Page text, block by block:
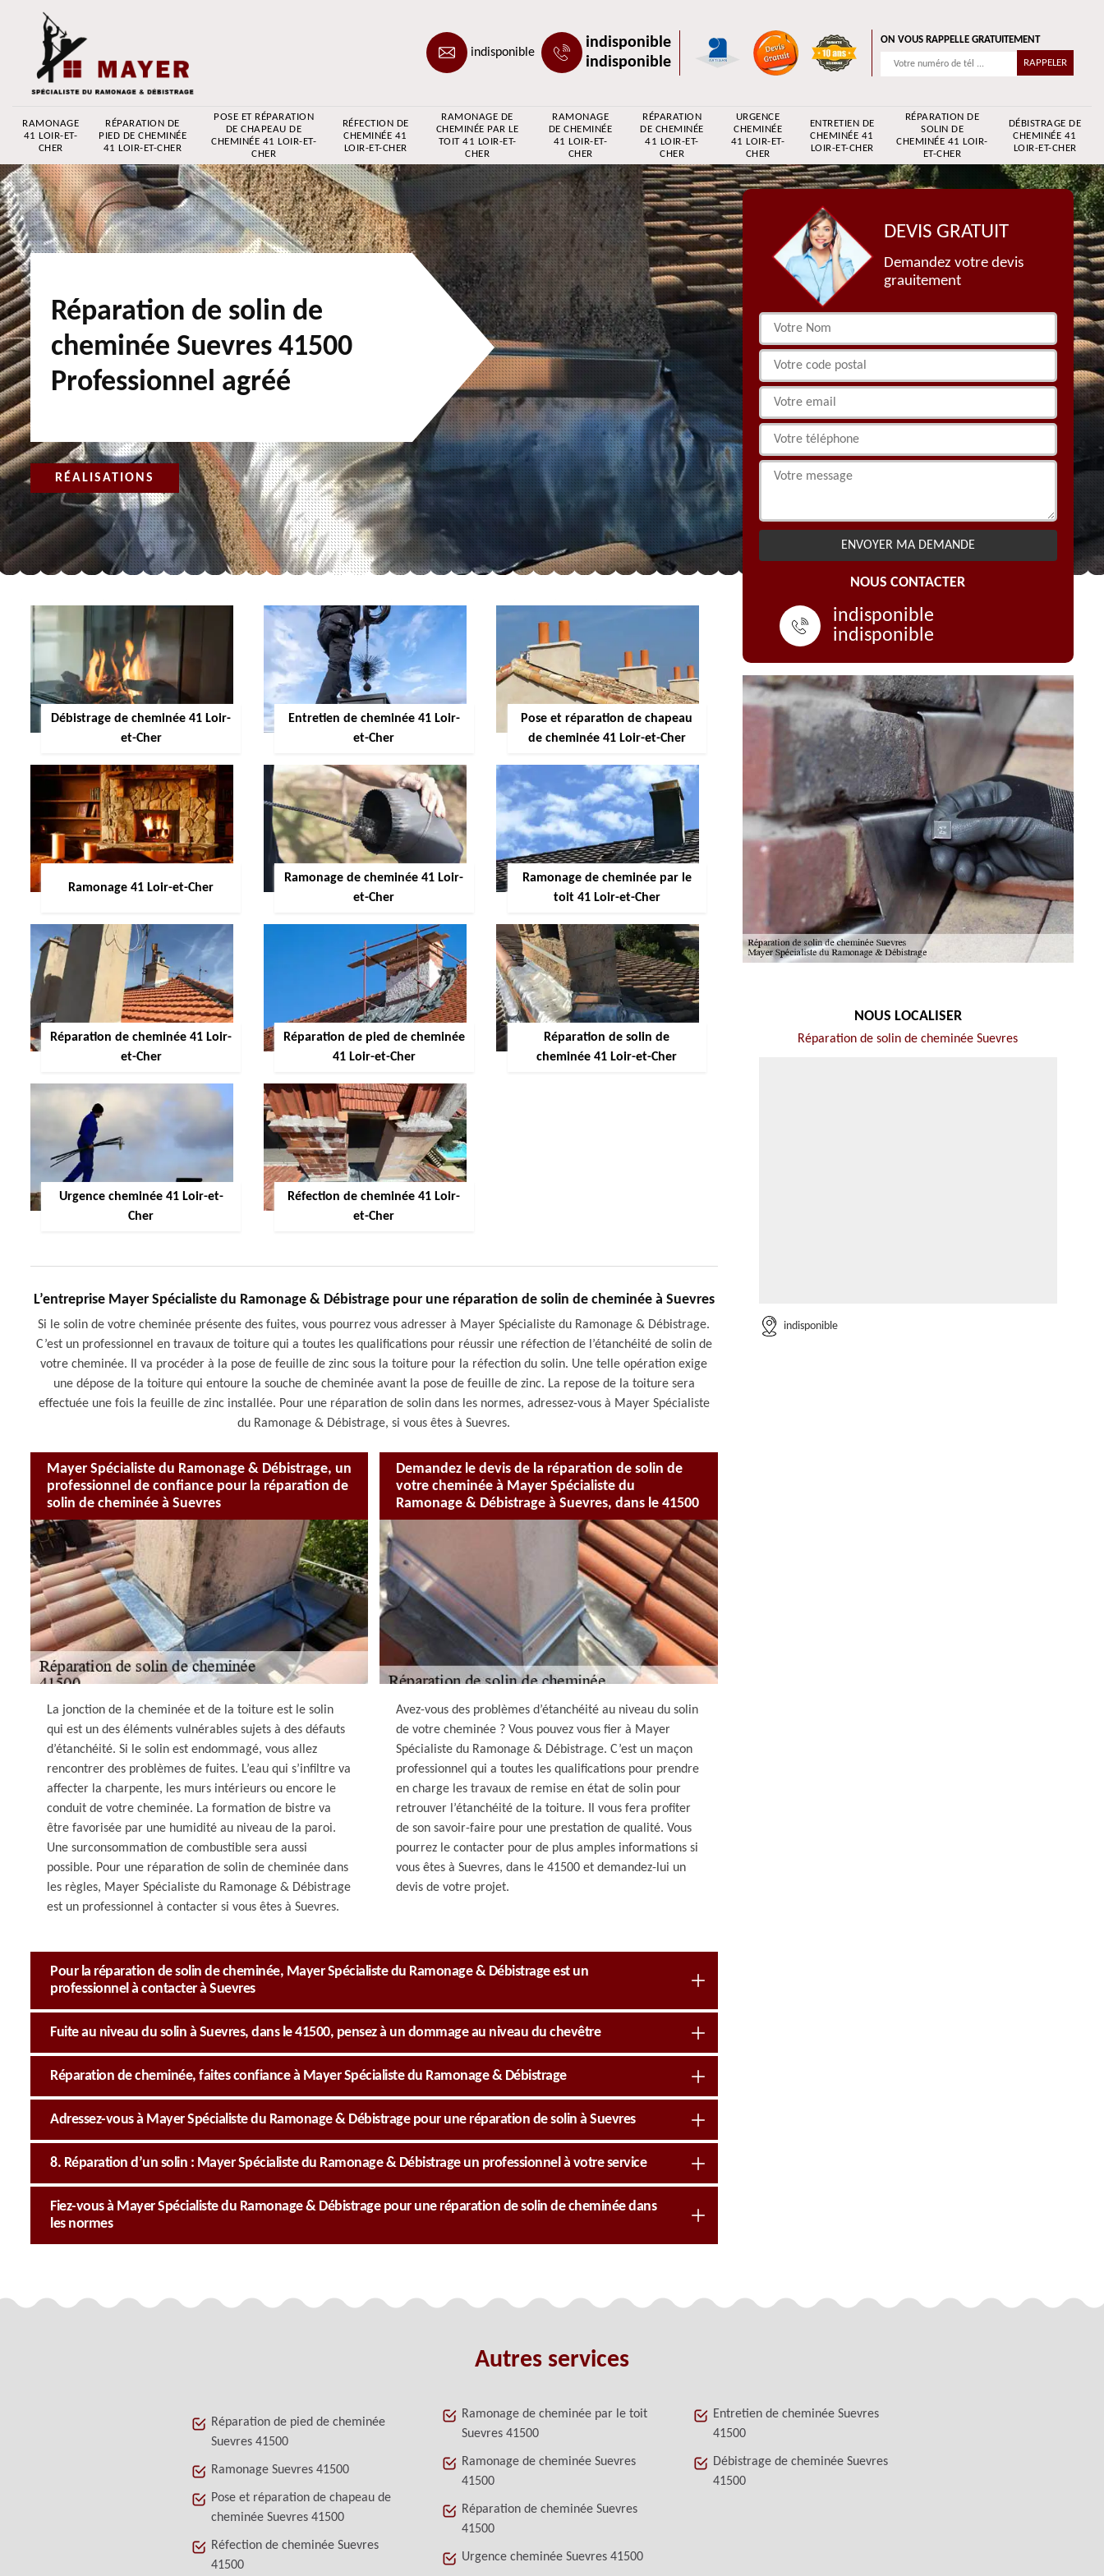
indisponible
indisponible
indisponible
ON VOUS RAPPELLE GRATUITEMENT
RAMONAGE
41 LOIR-ET-
CHER
RÉPARATION DE
PIED DE CHEMINÉE
41 LOIR-ET-CHER
POSE ET RÉPARATION
DE CHAPEAU DE
CHEMINÉE 41 LOIR-ET-
CHER
RÉFECTION DE
CHEMINÉE 41
LOIR-ET-CHER
RAMONAGE DE
CHEMINÉE PAR LE
TOIT 41 LOIR-ET-
CHER
RAMONAGE
DE CHEMINÉE
41 LOIR-ET-
CHER
RÉPARATION
DE CHEMINÉE
41 LOIR-ET-
CHER
URGENCE
CHEMINÉE
41 LOIR-ET-
CHER
ENTRETIEN DE
CHEMINÉE 41
LOIR-ET-CHER
RÉPARATION DE
SOLIN DE
CHEMINÉE 41 LOIR-
ET-CHER
DÉBISTRAGE DE
CHEMINÉE 41
LOIR-ET-CHER
Réparation de solin de
cheminée Suevres 41500
Professionnel agréé
RÉALISATIONS
Débistrage de cheminée 41 Loir-
et-Cher
Entretien de cheminée 41 Loir-
et-Cher
Pose et réparation de chapeau
de cheminée 41 Loir-et-Cher
Ramonage 41 Loir-et-Cher
Ramonage de cheminée 41 Loir-
et-Cher
Ramonage de cheminée par le
toit 41 Loir-et-Cher
Réparation de cheminée 41 Loir-
et-Cher
Réparation de pied de cheminée
41 Loir-et-Cher
Réparation de solin de
cheminée 41 Loir-et-Cher
Urgence cheminée 41 Loir-et-
Cher
Réfection de cheminée 41 Loir-
et-Cher
L’entreprise Mayer Spécialiste du Ramonage & Débistrage pour une réparation de solin de cheminée à Suevres
Si le solin de votre cheminée présente des fuites, vous pourrez vous adresser à Mayer Spécialiste du Ramonage & Débistrage.
C’est un professionnel en travaux de toiture qui a toutes les qualifications pour réussir une réfection de l’étanchéité de solin de
votre cheminée. Il va procéder à la pose de feuille de zinc sous la toiture pour la réfection du solin. Une telle opération exige
une dépose de la toiture qui entoure la souche de cheminée avant la pose de feuille de zinc. La repose de la toiture sera
effectuée une fois la feuille de zinc installée. Pour une réparation de solin dans les normes, adressez-vous à Mayer Spécialiste
du Ramonage & Débistrage, si vous êtes à Suevres.
Mayer Spécialiste du Ramonage & Débistrage, un
professionnel de confiance pour la réparation de
solin de cheminée à Suevres
La jonction de la cheminée et de la toiture est le solin
qui est un des éléments vulnérables sujets à des défauts
d’étanchéité. Si le solin est endommagé, vous allez
rencontrer des problèmes de fuites. L’eau qui s’infiltre va
affecter la charpente, les murs intérieurs ou encore le
conduit de votre cheminée. La formation de bistre va
être favorisée par une humidité au niveau de la paroi.
Une surconsommation de combustible sera aussi
possible. Pour une réparation de solin de cheminée dans
les règles, Mayer Spécialiste du Ramonage & Débistrage
est un professionnel à contacter si vous êtes à Suevres.
Demandez le devis de la réparation de solin de
votre cheminée à Mayer Spécialiste du
Ramonage & Débistrage à Suevres, dans le 41500
Avez-vous des problèmes d’étanchéité au niveau du solin
de votre cheminée ? Vous pouvez vous fier à Mayer
Spécialiste du Ramonage & Débistrage. C’est un maçon
professionnel qui a toutes les qualifications pour prendre
en charge les travaux de remise en état de solin pour
retrouver l’étanchéité de la toiture. Il vous fera profiter
de son savoir-faire pour une prestation de qualité. Vous
pourrez le contacter pour de plus amples informations si
vous êtes à Suevres, dans le 41500 et demandez-lui un
devis de votre projet.
Pour la réparation de solin de cheminée, Mayer Spécialiste du Ramonage & Débistrage est un
professionnel à contacter à Suevres
Fuite au niveau du solin à Suevres, dans le 41500, pensez à un dommage au niveau du chevêtre
Réparation de cheminée, faites confiance à Mayer Spécialiste du Ramonage & Débistrage
Adressez-vous à Mayer Spécialiste du Ramonage & Débistrage pour une réparation de solin à Suevres
8. Réparation d’un solin : Mayer Spécialiste du Ramonage & Débistrage un professionnel à votre service
Fiez-vous à Mayer Spécialiste du Ramonage & Débistrage pour une réparation de solin de cheminée dans
les normes
DEVIS GRATUIT
Demandez votre devis
grauitement
NOUS CONTACTER
indisponible
indisponible
NOUS LOCALISER
Réparation de solin de cheminée Suevres
indisponible
Autres services
Réparation de pied de cheminée
Suevres 41500
Ramonage Suevres 41500
Pose et réparation de chapeau de
cheminée Suevres 41500
Réfection de cheminée Suevres
41500
Ramonage de cheminée par le toit
Suevres 41500
Ramonage de cheminée Suevres
41500
Réparation de cheminée Suevres
41500
Urgence cheminée Suevres 41500
Entretien de cheminée Suevres
41500
Débistrage de cheminée Suevres
41500